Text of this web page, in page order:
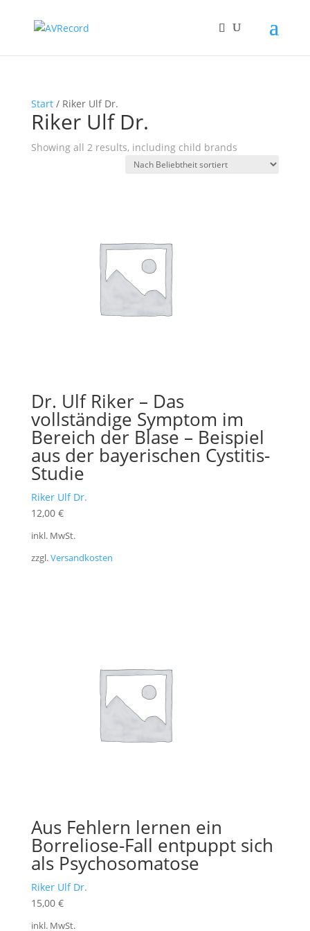
Start/ Riker Ulf Dr.
Riker Ulf Dr.
Showing all 2 results, including child brands
Dr. Ulf Riker – Das
vollständige Symptom im
Bereich der Blase – Beispiel
aus der bayerischen Cystitis-
Studie
Riker Ulf Dr.
12,00 €
inkl. MwSt.
zzgl.Versandkosten
Aus Fehlern lernen ein
Borreliose-Fall entpuppt sich
als Psychosomatose
Riker Ulf Dr.
15,00 €
inkl. MwSt.